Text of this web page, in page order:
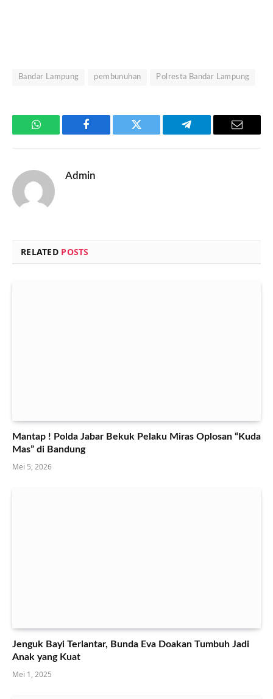
Bandar Lampung pembunuhan Polresta Bandar Lampung
WhatsApp Facebook Twitter Telegram Email
Admin
RELATED POSTS
Mantap ! Polda Jabar Bekuk Pelaku Miras Oplosan “Kuda
Mas” di Bandung
Mei 5, 2026
Jenguk Bayi Terlantar, Bunda Eva Doakan Tumbuh Jadi
Anak yang Kuat
Mei 1, 2025